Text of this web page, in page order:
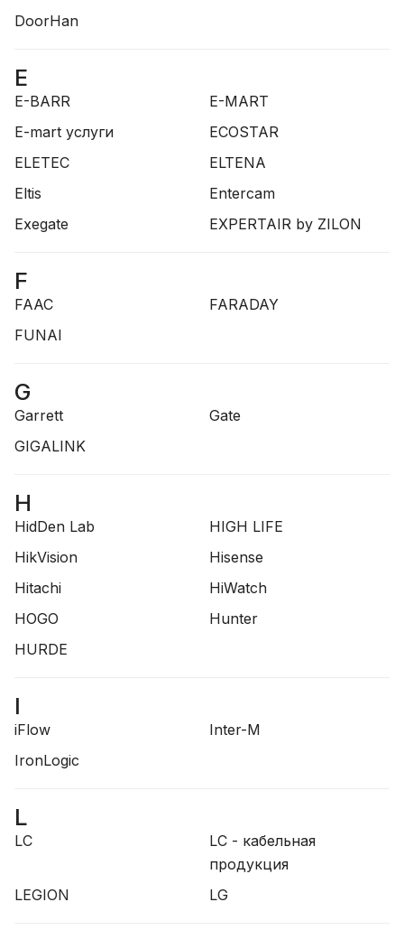
DoorHan
E
E-BARR
E-MART
E-mart услуги
ECOSTAR
ELETEC
ELTENA
Eltis
Entercam
Exegate
EXPERTAIR by ZILON
F
FAAC
FARADAY
FUNAI
G
Garrett
Gate
GIGALINK
H
HidDen Lab
HIGH LIFE
HikVision
Hisense
Hitachi
HiWatch
HOGO
Hunter
HURDE
I
iFlow
Inter-M
IronLogic
L
LC
LC - кабельная
продукция
LEGION
LG